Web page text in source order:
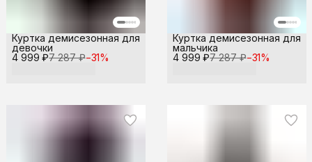
4 999 ₽7 287 ₽−31%
Куртка демисезонная для
девочки
4 999 ₽7 287 ₽−31%
Куртка демисезонная для
мальчика